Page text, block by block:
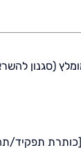
(סגנון
תפקיד/